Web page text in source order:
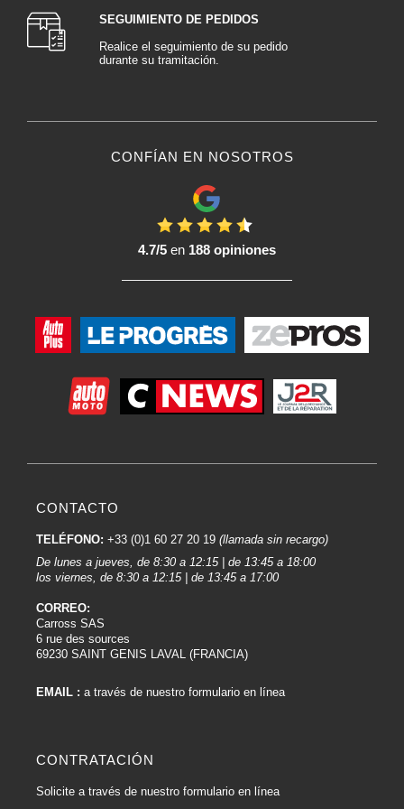
Aplique la primera capa de barniz mediante pasadas uniformes y
entrecruzadas para garantizar una cobertura homogénea. Mantenga una
distancia constante entre la pistola y la superficie.
capa. Esto evita goteos y mejora la adherencia.
Aplique varias capas delgadas, dejando que cada capa se seque
parcialmente entre aplicaciones. Siga las recomendaciones del fabricante
sobre el número de capas necesarias.
fabricante. Tiempo de secado puede variar según la temperatura y la
humedad.
Si aparecen imperfecciones, deje secar completamente el Barniz y lije
ligeramente con papel de lija fino. A continuación, pula la superficie hasta
asegurarse de que el acabado es uniforme. Pueden ser necesarios retoques
Siguiendo estos pasos, conseguirás un acabado de Barniz de coche
profesional y duradero. Asegúrese de leer atentamente las instrucciones del
fabricante del Barniz concreto que vaya a utilizar, ya que los productos
Los distintos tipos de Barniz para coches:
específicas que se adaptan a distintas necesidades. Aquí tienes una lista de
Los barnices al disolvente son formulaciones tradicionales que utilizan
la intemperie excelentes, pero pueden emitir compuestos orgánicos volátiles
SEGUIMIENTO DE PEDIDOS
Realice el seguimiento de su pedido
durante su tramitación.
CONFÍAN EN NOSOTROS
4.7/5en 188 opiniones
CONTACTO
TELÉFONO: +33 (0)1 60 27 20 19 (llamada sin recargo)
De lunes a jueves, de 8:30 a 12:15 | de 13:45 a 18:00
los viernes, de 8:30 a 12:15 | de 13:45 a 17:00
CORREO:
Carross SAS
6 rue des sources
69230 SAINT GENIS LAVAL (FRANCIA)
EMAIL : a través de nuestro formulario en línea
CONTRATACIÓN
Solicite a través de nuestro formulario en línea